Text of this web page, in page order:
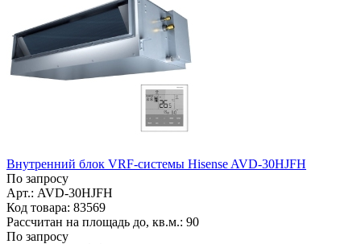
Внутренний блок VRF-системы Hisense AVD-30HJFH
По запросу
Арт.: AVD-30HJFH
Код товара: 83569
Рассчитан на площадь до, кв.м.: 90
По запросу